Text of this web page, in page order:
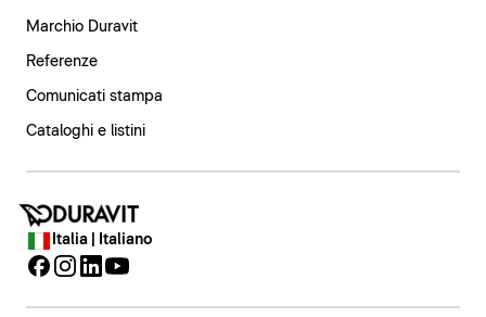
Marchio Duravit
Referenze
Comunicati stampa
Cataloghi e listini
Italia | Italiano